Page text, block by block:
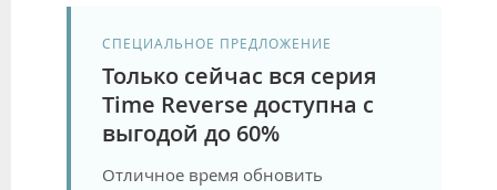
СПЕЦИАЛЬНОЕ ПРЕДЛОЖЕНИЕ
Только сейчас вся серия
Time Reverse доступна с
выгодой до 60%
Отличное время обновить